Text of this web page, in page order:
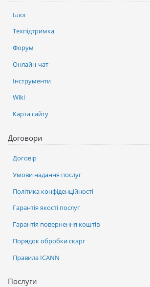
Послуги
Блог
Техпідтримка
Форум
Онлайн-чат
Інструменти
Wiki
Карта сайту
Договори
Договір
Умови надання послуг
Політика конфіденційності
Гарантія якості послуг
Гарантія повернення коштів
Порядок обробки скарг
Правила ICANN